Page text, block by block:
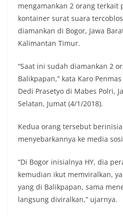
mengamankan 2 orang terkait
kontainer surat suara
diamankan di Bogor, Jawa
Kalimantan Timur.
“Saat ini sudah diamankan 2
Balikpapan,” kata Karo
Dedi Prasetyo di Mabes Polri,
Selatan, Jumat (4/1/2018).
Kedua orang tersebut
menyebarkannya ke media
“Di Bogor inisialnya HY, dia
kemudian ikut memviralkan,
yang di Balikpapan, sama
langsung diviralkan,” ujarnya.